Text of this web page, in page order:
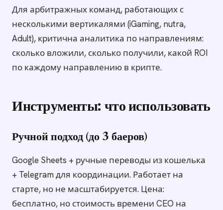
Для арбитражных команд, работающих с
несколькими вертикалями (iGaming, nutra,
Adult), критична аналитика по направлениям:
сколько вложили, сколько получили, какой ROI
по каждому направлению в крипте.
Инструменты: что использовать
Ручной подход (до 3 баеров)
Google Sheets + ручные переводы из кошелька
+ Telegram для координации. Работает на
старте, но не масштабируется. Цена:
бесплатно, но стоимость времени CEO на